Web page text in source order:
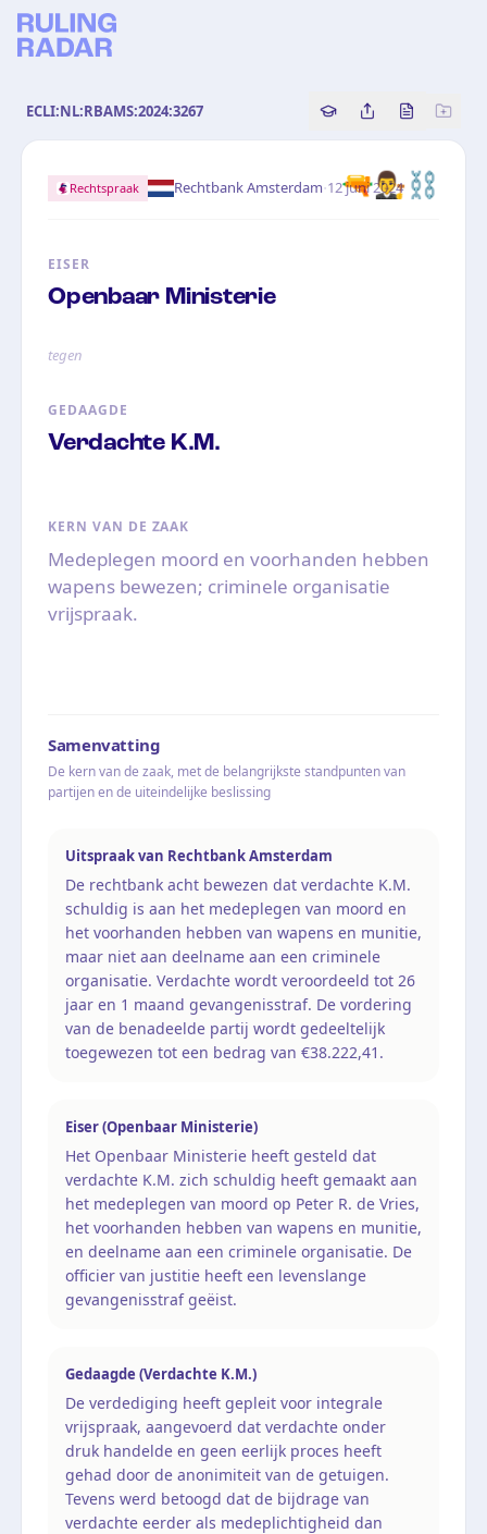
ECLI:NL:RBAMS:2024:3267 Copy source
Share this
Bekijk
🔫👨‍⚖️⛓️
Rechtspraak Rechtbank Amsterdam·12 juni 2024
EISER
Openbaar Ministerie
tegen
GEDAAGDE
Verdachte K.M.
KERN VAN DE ZAAK
Medeplegen moord en voorhanden hebben
wapens bewezen; criminele organisatie
vrijspraak.
Samenvatting
De kern van de zaak, met de belangrijkste standpunten van
partijen en de uiteindelijke beslissing
Uitspraak van Rechtbank Amsterdam
De rechtbank acht bewezen dat verdachte K.M.
schuldig is aan het medeplegen van moord en
het voorhanden hebben van wapens en munitie,
maar niet aan deelname aan een criminele
organisatie. Verdachte wordt veroordeeld tot 26
jaar en 1 maand gevangenisstraf. De vordering
van de benadeelde partij wordt gedeeltelijk
toegewezen tot een bedrag van €38.222,41.
Eiser (Openbaar Ministerie)
Het Openbaar Ministerie heeft gesteld dat
verdachte K.M. zich schuldig heeft gemaakt aan
het medeplegen van moord op Peter R. de Vries,
het voorhanden hebben van wapens en munitie,
en deelname aan een criminele organisatie. De
officier van justitie heeft een levenslange
gevangenisstraf geëist.
Gedaagde (Verdachte K.M.)
De verdediging heeft gepleit voor integrale
vrijspraak, aangevoerd dat verdachte onder
druk handelde en geen eerlijk proces heeft
gehad door de anonimiteit van de getuigen.
Tevens werd betoogd dat de bijdrage van
verdachte eerder als medeplichtigheid dan